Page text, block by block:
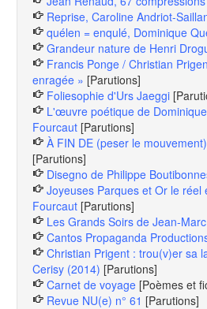
Reprise, Caroline Andriot-
quélen = enqulé, Dominique
Grandeur nature de Henri
Francis Ponge / Christian
enragée » [Parutions]
Foliesophie d'Urs Jaeggi
L'œuvre poétique de
Fourcaut [Parutions]
À FIN DE (peser le
[Parutions]
Disegno de Philippe
Joyeuses Parques et Or le réel
Fourcaut [Parutions]
Les Grands Soirs de Jean-
Cantos Propaganda
Christian Prigent : trou(v)er sa
Cerisy (2014) [Parutions]
Carnet de voyage [Poèmes et
Revue NU(e) n° 61 [Parutions]